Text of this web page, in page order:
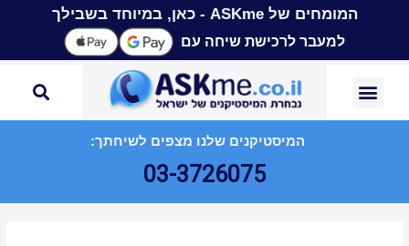
המומחים של ASKme - כאן, במיוחד בשבילך
למעבר לרכישת שיחה עם
המיסטיקנים שלנו מצפים לשיחתך:
03-3726075